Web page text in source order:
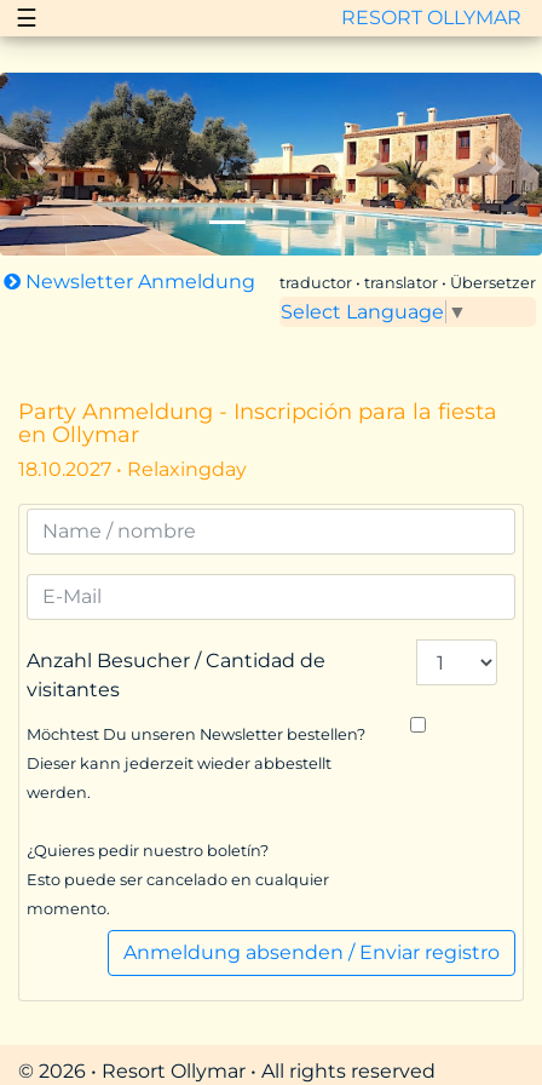
☰ RESORT OLLYMAR
Zurück Vor
Newsletter Anmeldung traductor • translator • Übersetzer
Select Language ▼
Party Anmeldung - Inscripción para la fiesta
en Ollymar
18.10.2027 • Relaxingday
Anzahl Besucher / Cantidad de
visitantes
Möchtest Du unseren Newsletter bestellen?
Dieser kann jederzeit wieder abbestellt
werden.
¿Quieres pedir nuestro boletín?
Esto puede ser cancelado en cualquier
momento.
Anmeldung absenden / Enviar registro
© 2026 • Resort Ollymar • All rights reserved